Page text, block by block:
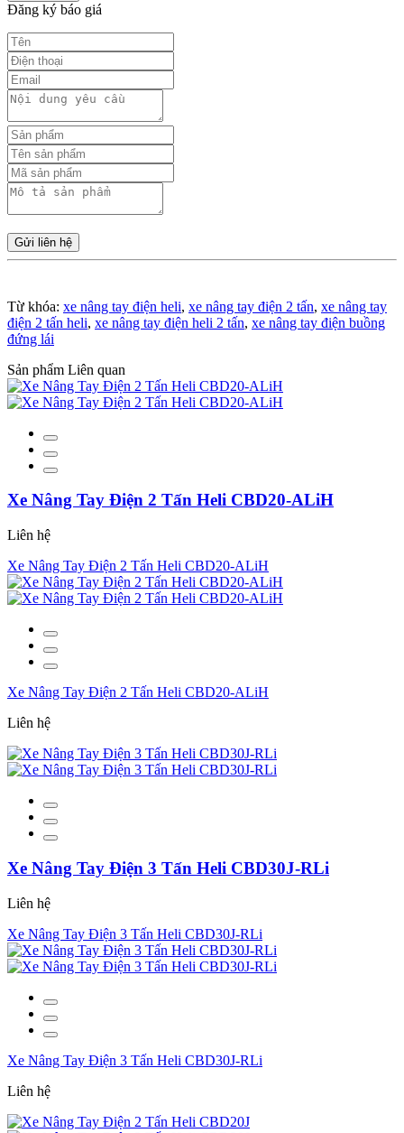
Đăng ký báo giá
Gửi liên hệ
Từ khóa: xe nâng tay điện heli, xe nâng tay điện 2 tấn, xe nâng tay
điện 2 tấn heli, xe nâng tay điện heli 2 tấn, xe nâng tay điện buồng
đứng lái
Sản phẩm Liên quan
Xe Nâng Tay Điện 2 Tấn Heli CBD20-ALiH
Liên hệ
Xe Nâng Tay Điện 2 Tấn Heli CBD20-ALiH
Xe Nâng Tay Điện 2 Tấn Heli CBD20-ALiH
Liên hệ
Xe Nâng Tay Điện 3 Tấn Heli CBD30J-RLi
Liên hệ
Xe Nâng Tay Điện 3 Tấn Heli CBD30J-RLi
Xe Nâng Tay Điện 3 Tấn Heli CBD30J-RLi
Liên hệ